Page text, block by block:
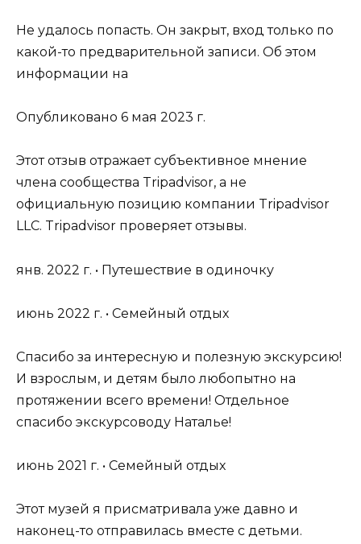
Не удалось попасть. Он закрыт, вход только по
какой-то предварительной записи. Об этом
информации на
Опубликовано 6 мая 2023 г.
Этот отзыв отражает субъективное мнение
члена сообщества Tripadvisor, а не
официальную позицию компании Tripadvisor
LLC. Tripadvisor проверяет отзывы.
янв. 2022 г. • Путешествие в одиночку
июнь 2022 г. • Семейный отдых
Спасибо за интересную и полезную экскурсию!
И взрослым, и детям было любопытно на
протяжении всего времени! Отдельное
спасибо экскурсоводу Наталье!
июнь 2021 г. • Семейный отдых
Этот музей я присматривала уже давно и
наконец-то отправилась вместе с детьми.